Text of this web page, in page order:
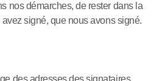
nos démarches, de rester dans la
avez signé, que nous avons signé.
des adresses des signataires